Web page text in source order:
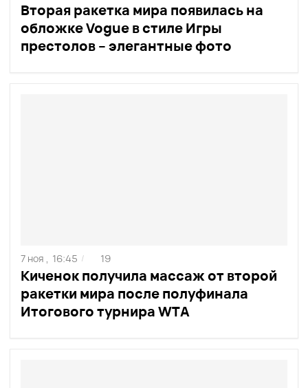
Вторая ракетка мира появилась на
обложке Vogue в стиле Игры
престолов – элегантные фото
Киченок получила массаж от второй
ракетки мира после полуфинала
Итогового турнира WTA
7 ноя , 16:45 / 19